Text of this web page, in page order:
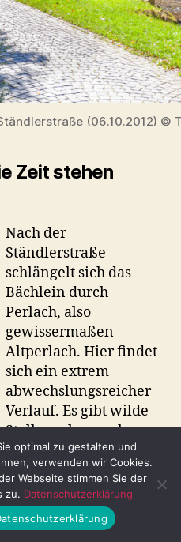
(06.10.2012) ©
Zeit stehen
Nach der
Ständlerstraße
schlängelt sich das
Bächlein durch
Perlach, also
gewissermaßen
Altperlach. Hier findet
sich ein extrem
abwechslungsreicher
Verlauf. Es gibt wilde
Stellen, aber auch
gezähmte, bei denen
der Bach fast schon
trostlos in einer
schnurgeraden
Betonrinne
optimal zu gestalten und
verwenden wir Cookies.
Webseite stimmen Sie der
zu. Datenschutzerklärung